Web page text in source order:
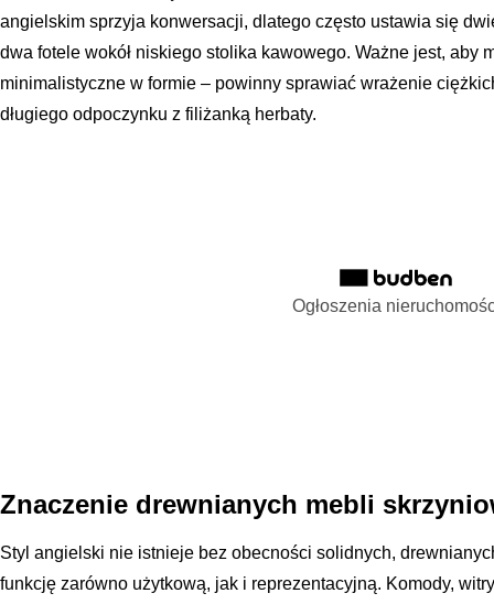
angielskim sprzyja konwersacji, dlatego często ustawia się
dwa fotele wokół niskiego stolika kawowego. Ważne jest, aby
minimalistyczne w formie – powinny sprawiać wrażenie
długiego odpoczynku z filiżanką herbaty.
Ogłoszenia
Znaczenie drewnianych mebli
Styl angielski nie istnieje bez obecności solidnych,
funkcję zarówno użytkową, jak i reprezentacyjną. Komody,